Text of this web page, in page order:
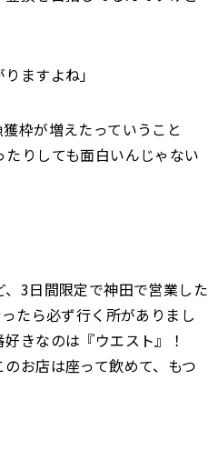
ますよね」
枠が増えたっていうこと
りしても面白いんじゃない
、3日間限定で神田で営業した
たら必ず行く所がありまし
好きなのは『ウエスト』！
お店は座って飲めて、もつ